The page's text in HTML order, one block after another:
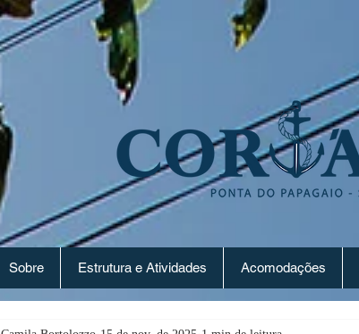
Sobre Estrutura e Atividades Acomodações